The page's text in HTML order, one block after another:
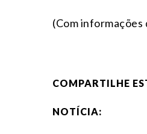
(Com informações
COMPARTILHE
NOTÍCIA: